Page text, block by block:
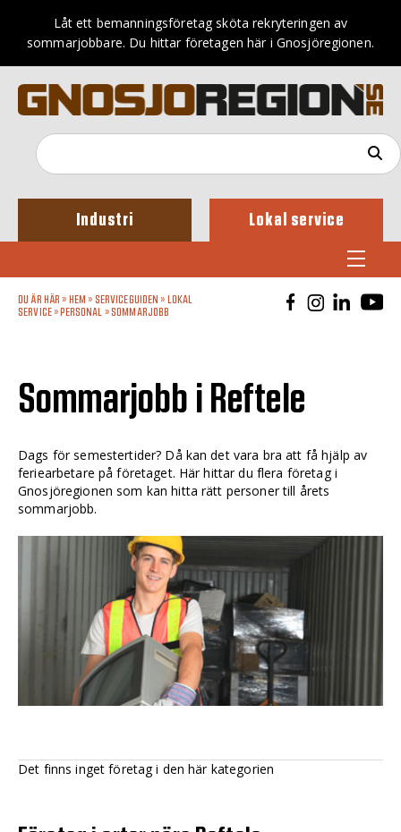
Låt ett bemanningsföretag sköta rekryteringen av
sommarjobbare. Du hittar företagen här i Gnosjöregionen.
Industri Lokal service
DU ÄR HÄR » HEM » SERVICEGUIDEN »
LOKAL
SERVICE» PERSONAL »SOMMARJOBB
Sommarjobb i Reftele
Dags för semestertider? Då kan det vara bra att få hjälp av
feriearbetare på företaget. Här hittar du flera företag i
Gnosjöregionen som kan hitta rätt personer till årets
sommarjobb.
Det finns inget företag i den här kategorien